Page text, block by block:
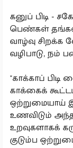
கனுப் பிடி -
பெண்கள்
வாழ்வு சிறக்க
வழிபாடு, நம்
"காக்காப்
காக்கைக்
ஒற்றுமையாய்
உணவிடும்
உறவுகளாகக்
குடும்ப